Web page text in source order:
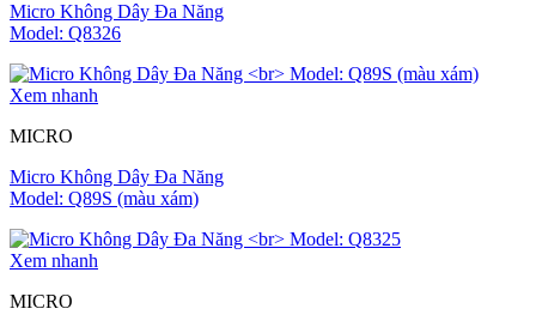
Micro Không Dây Đa Năng
Model: Q8326
Xem nhanh
MICRO
Micro Không Dây Đa Năng
Model: Q89S (màu xám)
Xem nhanh
MICRO